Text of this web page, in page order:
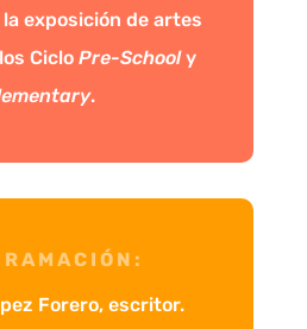
exposición de artes
CicloPre-Schooly
.
Forero, escritor.